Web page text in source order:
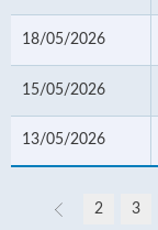
18/05/2026
15/05/2026
13/05/2026
2 3